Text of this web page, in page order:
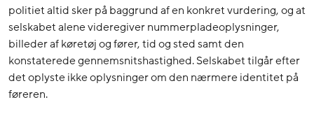
politiet altid sker på baggrund af en konkret vurdering, og at
selskabet alene videregiver nummerpladeoplysninger,
billeder af køretøj og fører, tid og sted samt den
konstaterede gennemsnitshastighed. Selskabet tilgår efter
det oplyste ikke oplysninger om den nærmere identitet på
føreren.